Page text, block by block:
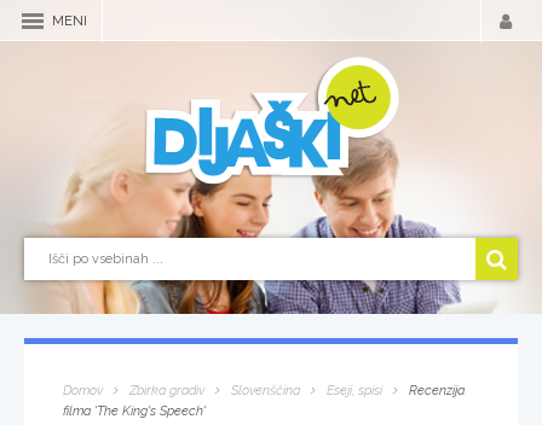
MENI
Domov Zbirka gradiv Slovenščina Eseji, spisi
Recenzija
filma 'The King's Speech'